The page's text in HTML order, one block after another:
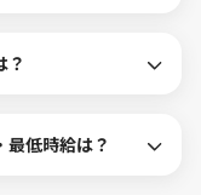
？
低時給は？